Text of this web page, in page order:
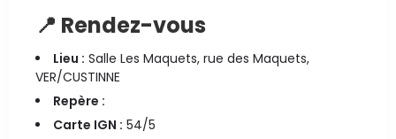
📍 Rendez-vous
Lieu : Salle Les Maquets, rue des Maquets,
VER/CUSTINNE
Repère :
Carte IGN : 54/5